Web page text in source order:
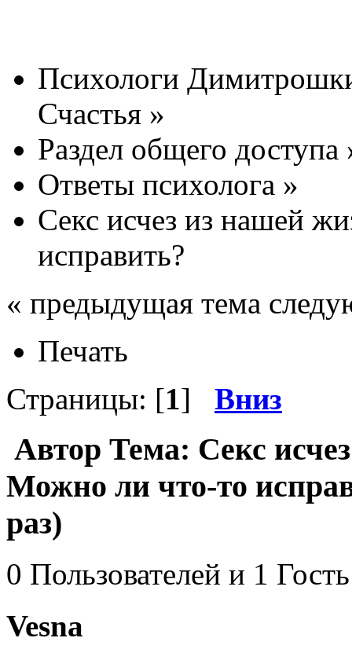
Психологи
Счастья »
Раздел общего доступа
Ответы психолога »
Секс исчез из нашей
исправить?
« предыдущая тема
Печать
Страницы: [1] Вниз
Автор Тема: Секс
Можно ли что-то
раз)
0 Пользователей и 1
Vesna